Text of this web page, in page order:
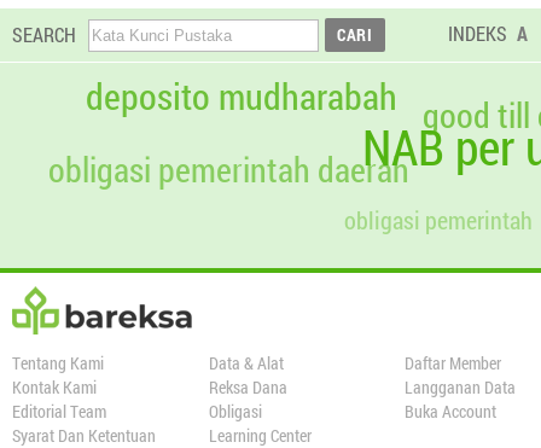
SEARCH INDEKS A
NAB per
deposito mudharabah
obligasi pemerintah
obligasi pemerintah daerah
good till
Tentang Kami
Kontak Kami
Editorial Team
Syarat Dan Ketentuan
Data & Alat
Reksa Dana
Obligasi
Learning Center
Daftar Member
Langganan Data
Buka Account